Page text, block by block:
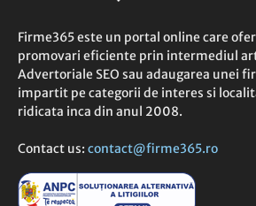
Firme365 este un portal online care
promovari eficiente prin intermediul
Advertoriale SEO sau adaugarea unei
impartit pe categorii de interes si
ridicata inca din anul 2008.
Contact us: contact@firme365.ro